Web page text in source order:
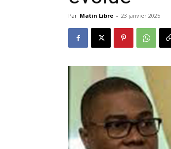
Par Matin Libre - 23 janvier 2025